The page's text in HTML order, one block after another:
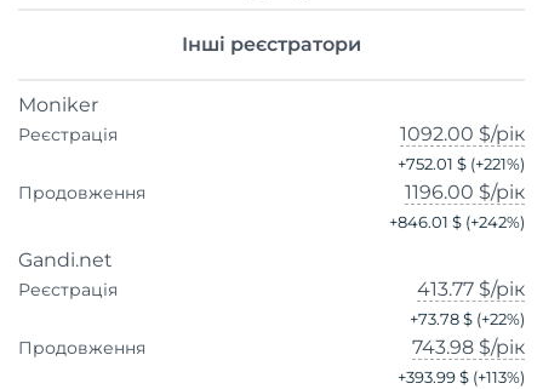
Інші реєстратори
Moniker
Реєстрація 1092.00 $/рік
+752.01 $ (+221%)
Продовження 1196.00 $/рік
+846.01 $ (+242%)
Gandi.net
Реєстрація 413.77 $/рік
+73.78 $ (+22%)
Продовження 743.98 $/рік
+393.99 $ (+113%)